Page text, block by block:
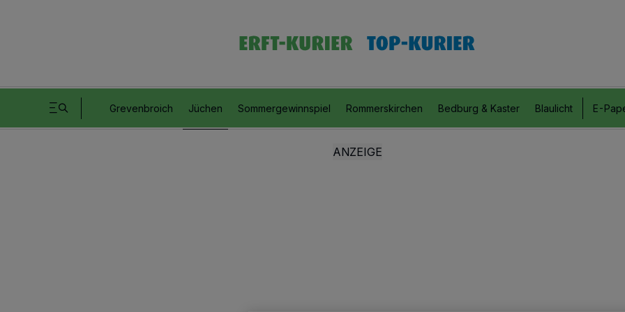
Grevenbroich Jüchen Sommergewinnspiel Rommerskirchen Bedburg & Kaster Blaulicht E-